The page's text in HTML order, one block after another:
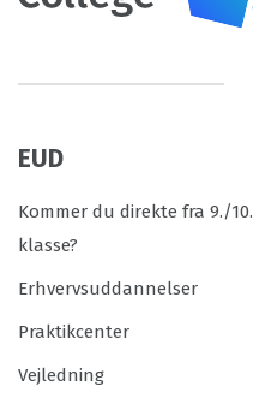
EUD
Kommer du direkte fra 9./10.
klasse?
Erhvervsuddannelser
Praktikcenter
Vejledning